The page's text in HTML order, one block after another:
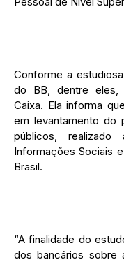
Conforme a
do BB, dentre eles,
Caixa. Ela informa
em levantamento do
públicos,
Informações Sociais
Brasil.
“A finalidade do
dos bancários sobre